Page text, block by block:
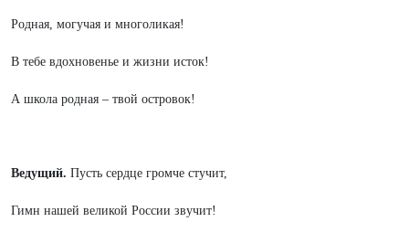
Родная, могучая и многоликая!
В тебе вдохновенье и жизни исток!
А школа родная – твой островок!
Ведущий. Пусть сердце громче стучит,
Гимн нашей великой России звучит!